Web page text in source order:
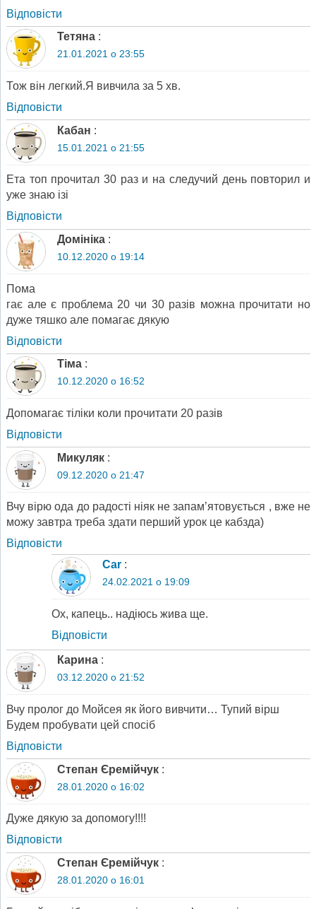
Відповіcти
Тетяна :
21.01.2021 о 23:55
Тож він легкий.Я вивчила за 5 хв.
Відповіcти
Кабан :
15.01.2021 о 21:55
Ета топ прочитал 30 раз и на следучий день повторил и
уже знаю iзi
Відповіcти
Домініка :
10.12.2020 о 19:14
Пома
гає але є проблема 20 чи 30 разів можна прочитати но
дуже тяшко але помагає дякую
Відповіcти
Тіма :
10.12.2020 о 16:52
Допомагає тіліки коли прочитати 20 разів
Відповіcти
Микуляк :
09.12.2020 о 21:47
Вчу вірю ода до радості ніяк не запам’ятовується , вже не
можу завтра треба здати перший урок це кабзда)
Відповіcти
Car :
24.02.2021 о 19:09
Ох, капець.. надіюсь жива ще.
Відповіcти
Карина :
03.12.2020 о 21:52
Вчу пролог до Мойсея як його вивчити… Тупий вірш
Будем пробувати цей спосіб
Відповіcти
Степан Єремійчук :
28.01.2020 о 16:02
Дуже дякую за допомогу!!!!
Відповіcти
Степан Єремійчук :
28.01.2020 о 16:01